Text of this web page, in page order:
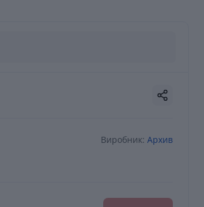
Виробник: Архив